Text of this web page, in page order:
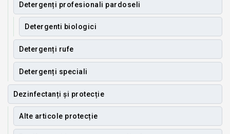
Detergenți profesionali pardoseli
Detergenti biologici
Detergenți rufe
Detergenți speciali
Dezinfectanți și protecție
Alte articole protecție